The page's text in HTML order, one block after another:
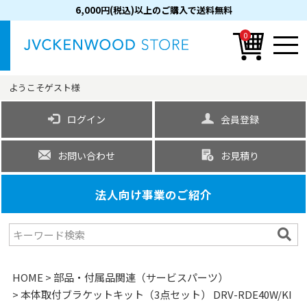
6,000円(税込)以上のご購入で送料無料
0
ようこそゲスト様
ログイン 会員登録
お問い合わせ お見積り
法人向け事業のご紹介
HOME
部品・付属品関連（サービスパーツ）
本体取付ブラケットキット（3点セット） DRV-RDE40W/KI